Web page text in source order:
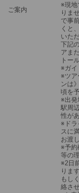
ご案内
※現地
りま
で事
くと
いた
下記
アま
トー
※ガイ
※ツア
ンは
頃を
※出発
駅周
性が
※ドラ
スに
お渡
※予約
等の
※2日
りま
もし
絡さ